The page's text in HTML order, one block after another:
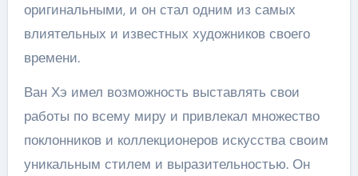
оригинальными, и он стал одним из самых
влиятельных и известных художников своего
времени.
Ван Хэ имел возможность выставлять свои
работы по всему миру и привлекал множество
поклонников и коллекционеров искусства своим
уникальным стилем и выразительностью. Он